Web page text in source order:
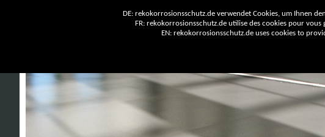
DE: rekokorrosionsschutz.de verwendet Cookies, um Ihnen
FR: rekokorrosionsschutz.de utilise des cookies pour
EN: rekokorrosionsschutz.de uses cookies to